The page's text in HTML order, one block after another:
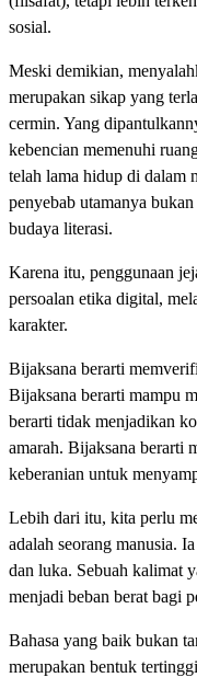
sosial.
Meski demikian,
merupakan sikap yang
cermin. Yang
kebencian memenuhi
telah lama hidup di dalam
penyebab utamanya
budaya literasi.
Karena itu, penggunaan
persoalan etika digital,
karakter.
Bijaksana berarti
Bijaksana berarti mampu
berarti tidak menjadikan
amarah. Bijaksana berarti
keberanian untuk
Lebih dari itu, kita perlu
adalah seorang manusia.
dan luka. Sebuah kalimat
menjadi beban berat bagi
Bahasa yang baik bukan
merupakan bentuk